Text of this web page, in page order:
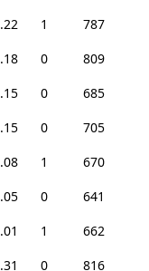
1
787
0
809
0
685
0
705
1
670
0
641
1
662
0 816